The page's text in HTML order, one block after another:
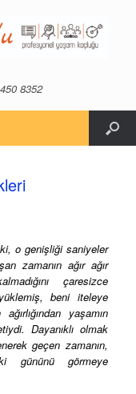
8352
o genişliği saniyeler
zamanın ağır ağır
çaresizce
beni iteleye
yaşamın
Dayanıklı olmak
geçen zamanın,
gününü görmeye